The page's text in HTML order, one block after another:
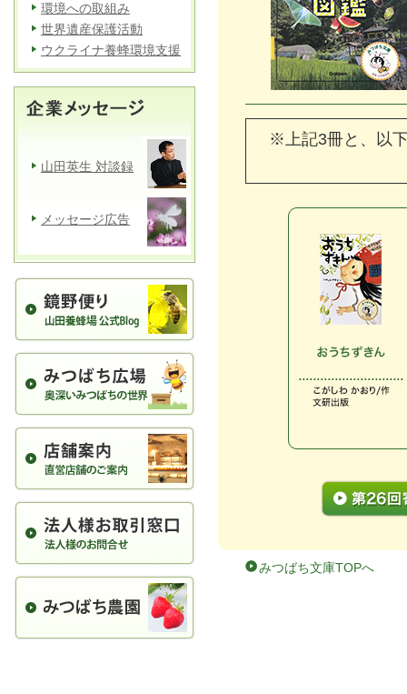
※上記3冊と、以
みつばち文庫TOPへ
環境への取組み
世界遺産保護活動
ウクライナ養蜂環境支援
山田英生 対談録
メッセージ広告